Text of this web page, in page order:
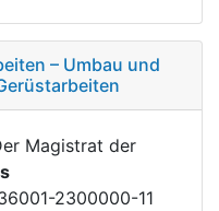
– Umbau und
Magistrat der
2300000-11